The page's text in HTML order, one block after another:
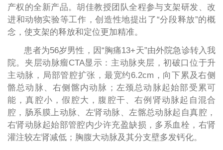
产权的全新产品。胡佳教授团队全程参与支架研发、改
进和动物实验等工作，创造性地提出了“分段释放”的概
念，使支架的释放和定位更加精准。
患者为56岁男性，因“胸痛13+天”由外院急诊转入我
院。夹层动脉瘤CTA显示：主动脉夹层，初破口位于升
主动脉，局部管腔扩张，最宽约6.2cm，向下累及右侧
骼总动脉、右侧髂内动脉；左颈总动脉起始部受累可
能，真腔小，假腔大，腹腔干、右例肾动脉起自混合
腔，肠系膜上动脉、左肾动脉、左髂总动脉起自真腔，
右肾动脉起始部管腔内少许充盈缺损，多系血栓，右肾
灌注较左肾减低；胸腹大动脉及其分支壁多发钙化。